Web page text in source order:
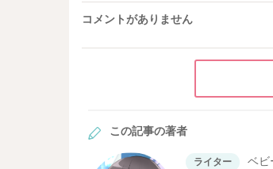
コメントがありません
この記事の著者
ライター ベビ